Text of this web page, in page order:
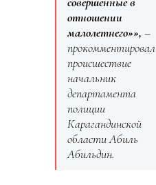
отношении
малолетнего»», –
прокомментировал
происшествие
начальник
департамента
полиции
Карагандинской
области Абиль
Абильдин.